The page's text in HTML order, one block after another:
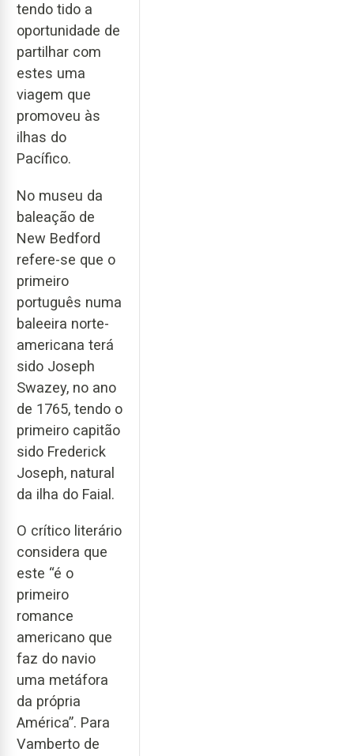
tendo tido a
oportunidade de
partilhar com
estes uma
viagem que
promoveu às
ilhas do
Pacífico.
No museu da
baleação de
New Bedford
refere-se que o
primeiro
português numa
baleeira norte-
americana terá
sido Joseph
Swazey, no ano
de 1765, tendo o
primeiro capitão
sido Frederick
Joseph, natural
da ilha do Faial.
O crítico literário
considera que
este “é o
primeiro
romance
americano que
faz do navio
uma metáfora
da própria
América”. Para
Vamberto de